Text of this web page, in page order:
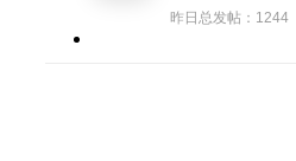
昨日总发帖：1244